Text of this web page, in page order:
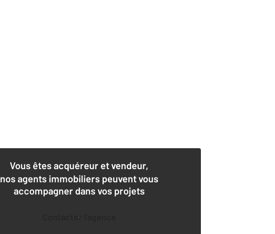
Vous êtes acquéreur et vendeur,
nos agents immobiliers peuvent vous
accompagner dans vos projets
Contacter l'agence